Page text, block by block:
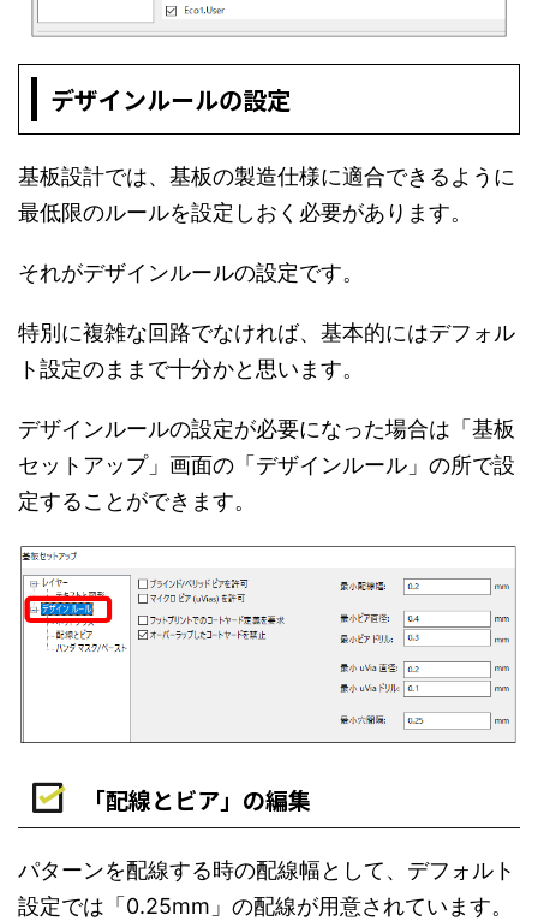
デザインルールの設定
基板設計では、基板の製造仕様に適合できるように
最低限のルールを設定しおく必要があります。
それがデザインルールの設定です。
特別に複雑な回路でなければ、基本的にはデフォル
ト設定のままで十分かと思います。
デザインルールの設定が必要になった場合は「基板
セットアップ」画面の「デザインルール」の所で設
定することができます。
「配線とビア」の編集
パターンを配線する時の配線幅として、デフォルト
設定では「0.25mm」の配線が用意されています。